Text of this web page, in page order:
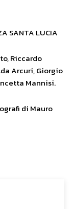
SANTA LUCIA
Riccardo
Arcuri, Giorgio
Mannisi.
di Mauro